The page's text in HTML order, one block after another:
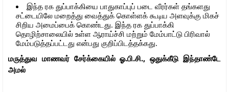
இந்த ரக துப்பாக்கியை பாதுகாப்புப் படை வீரர்கள் தங்களது
சட்டையிலே மறைத்து வைத்துக் கொள்ளக் கூடிய அளவுக்கு மிகச்
சிறிய அமைப்பைக் கொண்டது. இந்த ரக துப்பாக்கி
தொழிற்சாலையில் உள்ள ஆராய்ச்சி மற்றும் மேம்பாட்டு பிரிவால்
மேம்படுத்தப்பட்டது என்பது குறிப்பிடத்தக்கது.
மருத்துவ மாணவர் சேர்க்கையில் ஓ.பி.சி., ஒதுக்கீடு இந்தாண்டே
அமல்